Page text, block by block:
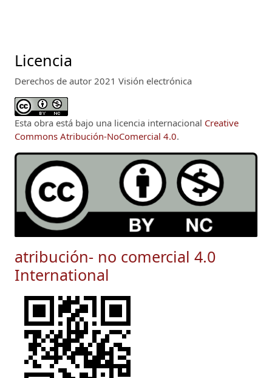
Licencia
Derechos de autor 2021 Visión electrónica
Esta obra está bajo una licencia internacional Creative
Commons Atribución-NoComercial 4.0.
atribución- no comercial 4.0
International